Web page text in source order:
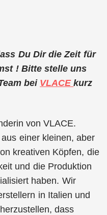
Du Dir die Zeit für
! Bitte stelle uns
bei VLACEkurz
von VLACE.
einer kleinen, aber
kreativen Köpfen, die
und die Produktion
haben. Wir
in Italien und
dass